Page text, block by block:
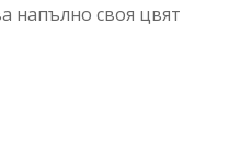
напълно своя цвят